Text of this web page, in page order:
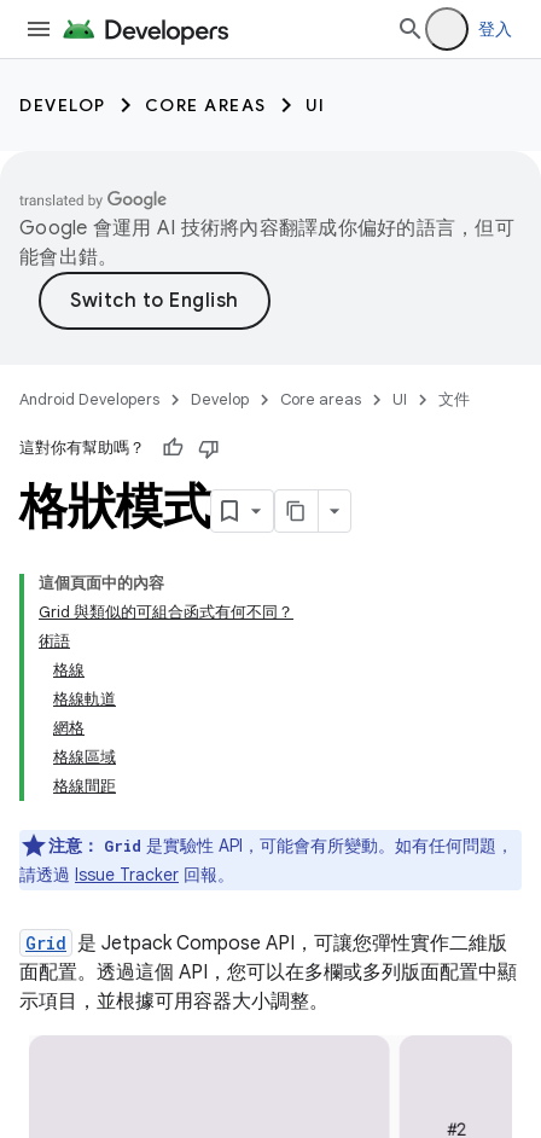
登入
DEVELOP CORE AREAS UI
Google 會運用 AI 技術將內容翻譯成你偏好的語言，但可
能會出錯。
Android Developers Develop Core areas UI 文件
這對你有幫助嗎？
格狀模式
這個頁面中的內容
Grid 與類似的可組合函式有何不同？
術語
格線
格線軌道
網格
格線區域
格線間距
注意： Grid 是實驗性 API，可能會有所變動。如有任何問題，
請透過 Issue Tracker 回報。
Grid 是 Jetpack Compose API，可讓您彈性實作二維版
面配置。透過這個 API，您可以在多欄或多列版面配置中顯
示項目，並根據可用容器大小調整。